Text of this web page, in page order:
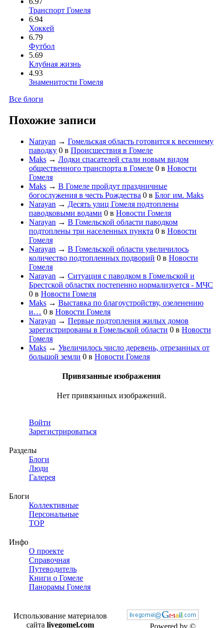
Транспорт Гомеля
6.94
Хоккей
6.79
Футбол
5.69
Клубная жизнь
4.93
Знаменитости Гомеля
Все блоги
Похожие записи
Narayan → Гомельская область готовится к весеннему
паводку 0 в Происшествия в Гомеле
Maks → Лодки спасателей стали новым видом
общественного транспорта в Гомеле 0 в Новости
Гомеля
Maks → В Гомеле пройдут праздничные
богослужения в честь Рождества 0 в Блог им. Maks
Narayan → Десять улиц Гомеля подтоплены
паводковыми водами 0 в Новости Гомеля
Narayan → В Гомельской области паводком
подтоплены три населенных пункта 0 в Новости
Гомеля
Narayan → В Гомельской области увеличилось
количество подтопленных подворий 0 в Новости
Гомеля
Narayan → Ситуация с паводком в Гомельской и
Брестской областях постепенно нормализуется - МЧС
0 в Новости Гомеля
Maks → Выставка по благоустройству, озеленению
и… 0 в Новости Гомеля
Narayan → Первые подтопления жилых домов
зарегистрированы в Гомельской области 0 в Новости
Гомеля
Maks → Увеличилось число деревень, отрезанных от
большой земли 0 в Новости Гомеля
Привязанные изображения
Нет привязанных изображений.
Войти
Зарегистрироваться
Разделы
Блоги
Люди
Галерея
Блоги
Коллективные
Персональные
TOP
Инфо
О проекте
Справочная
Путеводитель
Книги о Гомеле
Панорамы Гомеля
Использование материалов
сайта livegomel.com